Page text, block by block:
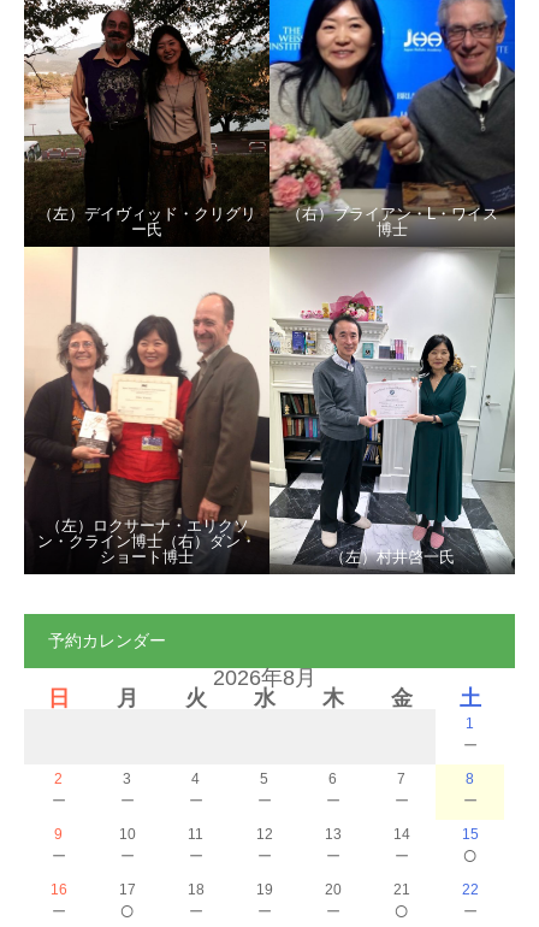
（左）デイヴィッド・クリグリ
ー氏
（右）ブライアン・L・ワイス
博士
（左）ロクサーナ・エリクソ
ン・クライン博士（右）ダン・
ショート博士
（左）村井啓一氏
予約カレンダー
2026年8月
日
月 火 水 木 金 土
1
－
2
－
3
－
4
－
5
－
6
－
7
－
8
－
9
－
10
－
11
－
12
－
13
－
14
－
15
○
16
－
17
○
18
－
19
－
20
－
21
○
22
－